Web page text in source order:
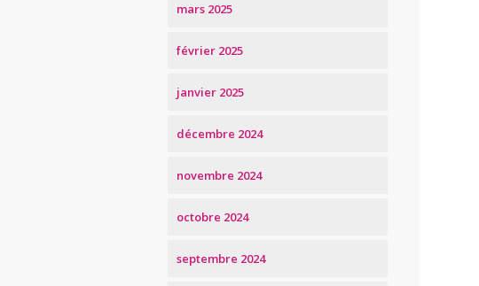
mars 2025
février 2025
janvier 2025
décembre 2024
novembre 2024
octobre 2024
septembre 2024